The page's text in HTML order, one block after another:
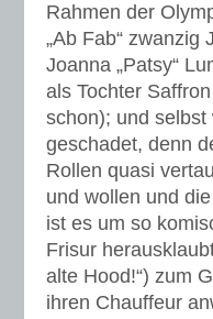
Rahmen der
„Ab Fab“ zwanzig
Joanna „Patsy“
als Tochter
schon); und selbst
geschadet, denn
Rollen quasi
und wollen und
ist es um so
Frisur
alte Hood!“) zum
ihren Chauffeur